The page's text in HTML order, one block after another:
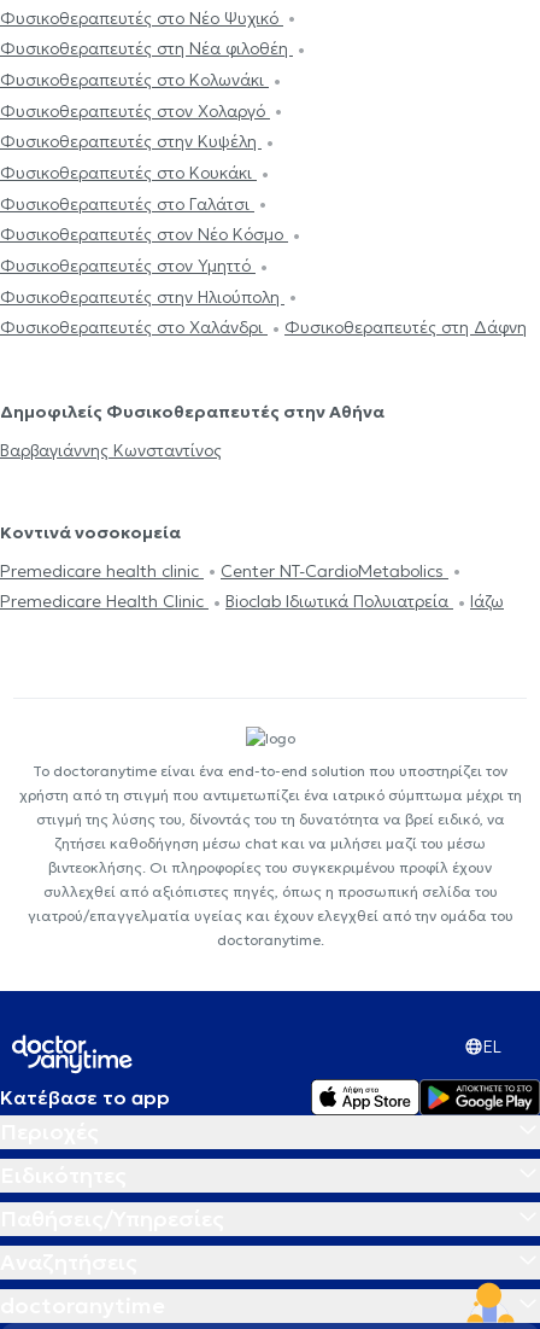
Φυσικοθεραπευτές στο Νέο Ψυχικό
Φυσικοθεραπευτές στη Νέα φιλοθέη
Φυσικοθεραπευτές στο Κολωνάκι
Φυσικοθεραπευτές στον Χολαργό
Φυσικοθεραπευτές στην Κυψέλη
Φυσικοθεραπευτές στο Κουκάκι
Φυσικοθεραπευτές στο Γαλάτσι
Φυσικοθεραπευτές στον Νέο Κόσμο
Φυσικοθεραπευτές στον Υμηττό
Φυσικοθεραπευτές στην Ηλιούπολη
Φυσικοθεραπευτές στο Χαλάνδρι
Φυσικοθεραπευτές στη Δάφνη
Δημοφιλείς Φυσικοθεραπευτές στην Αθήνα
Βαρβαγιάννης Κωνσταντίνος
Κοντινά νοσοκομεία
Premedicare health clinic
Center NT-CardioMetabolics
Premedicare Health Clinic
Bioclab Ιδιωτικά Πολυιατρεία Ιάζω
Το doctoranytime είναι ένα end-to-end solution που υποστηρίζει τον
χρήστη από τη στιγμή που αντιμετωπίζει ένα ιατρικό σύμπτωμα μέχρι τη
στιγμή της λύσης του, δίνοντάς του τη δυνατότητα να βρεί ειδικό, να
ζητήσει καθοδήγηση μέσω chat και να μιλήσει μαζί του μέσω
βιντεοκλήσης. Οι πληροφορίες του συγκεκριμένου προφίλ έχουν
συλλεχθεί από αξιόπιστες πηγές, όπως η προσωπική σελίδα του
γιατρού/επαγγελματία υγείας και έχουν ελεγχθεί από την ομάδα του
doctoranytime.
EL
Κατέβασε το app